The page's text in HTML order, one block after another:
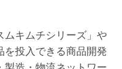
ムキムチシリーズ」や
を投入できる商品開発